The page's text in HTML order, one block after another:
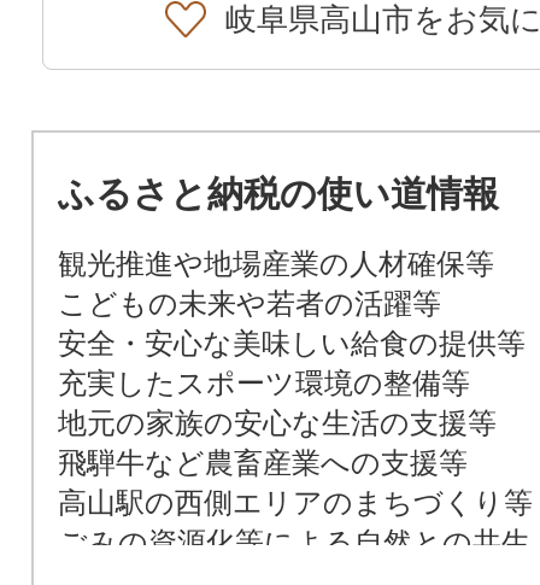
岐阜県高山市をお気
ふるさと納税の使い道情報
観光推進や地場産業の人材確保等
こどもの未来や若者の活躍等
安全・安心な美味しい給食の提供等
充実したスポーツ環境の整備等
地元の家族の安心な生活の支援等
飛騨牛など農畜産業への支援等
高山駅の西側エリアのまちづくり等
ごみの資源化等による自然との共生